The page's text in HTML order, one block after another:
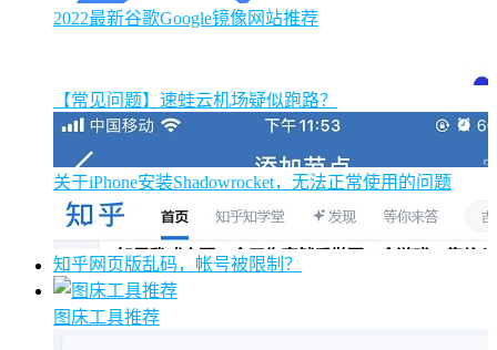
2022最新谷歌Google镜像网站推荐
【常见问题】速蛙云机场疑似跑路？
关于iPhone安装Shadowrocket，无法正常使用的问题
知乎网页版乱码，帐号被限制？
图床工具推荐